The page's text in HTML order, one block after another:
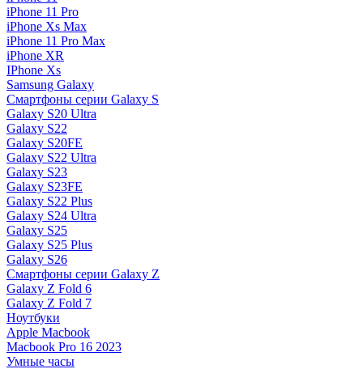
iPhone 11 Pro
iPhone Xs Max
iPhone 11 Pro Max
iPhone XR
IPhone Xs
Samsung Galaxy
Смартфоны серии Galaxy S
Galaxy S20 Ultra
Galaxy S22
Galaxy S20FE
Galaxy S22 Ultra
Galaxy S23
Galaxy S23FE
Galaxy S22 Plus
Galaxy S24 Ultra
Galaxy S25
Galaxy S25 Plus
Galaxy S26
Смартфоны серии Galaxy Z
Galaxy Z Fold 6
Galaxy Z Fold 7
Ноутбуки
Apple Macbook
Macbook Pro 16 2023
Умные часы